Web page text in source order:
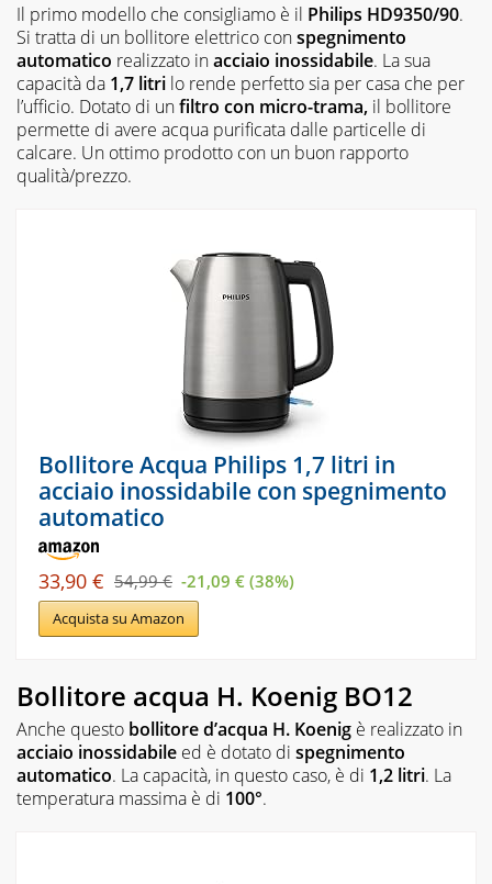
Il primo modello che consigliamo è il Philips HD9350/90.
Si tratta di un bollitore elettrico conspegnimento
automatico realizzato inacciaio inossidabile. La sua
capacità da 1,7 litri lo rende perfetto sia per casa che per
l’ufficio. Dotato di unfiltro con micro-trama, il bollitore
permette di avere acqua purificata dalle particelle di
calcare. Un ottimo prodotto con un buon rapporto
qualità/prezzo.
Bollitore Acqua Philips 1,7 litri in
acciaio inossidabile con spegnimento
automatico
33,90 € 54,99 € -21,09 € (38%)
Acquista su Amazon
Bollitore acqua H. Koenig BO12
Anche questo bollitore d’acqua H. Koenig è realizzato in
acciaio inossidabile ed è dotato di spegnimento
automatico. La capacità, in questo caso, è di 1,2 litri. La
temperatura massima è di 100°.